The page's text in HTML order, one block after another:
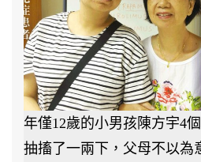
藥
納
名
冊〉
中
年僅12歲的小男孩陳方宇4
抽搐了一兩下，父母不以為